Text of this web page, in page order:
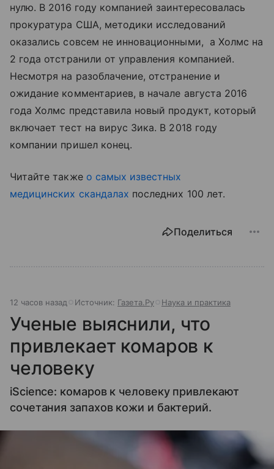
нулю. В 2016 году компанией заинтересовалась
прокуратура США, методики исследований
оказались совсем не инновационными, а Холмс на
2 года отстранили от управления компанией.
Несмотря на разоблачение, отстранение и
ожидание комментариев, в начале августа 2016
года Холмc представила новый продукт, который
включает тест на вирус Зика. В 2018 году
компании пришел конец.
Читайте также о самых известных
медицинских скандалах последних 100 лет.
Поделиться
12 часов назад Источник: Газета.Ру Наука и практика
Ученые выяснили, что
привлекает комаров к
человеку
iScience: комаров к человеку привлекают
сочетания запахов кожи и бактерий.